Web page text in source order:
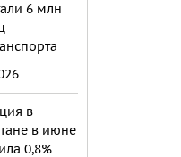
6 млн
в
в июне
0,8%